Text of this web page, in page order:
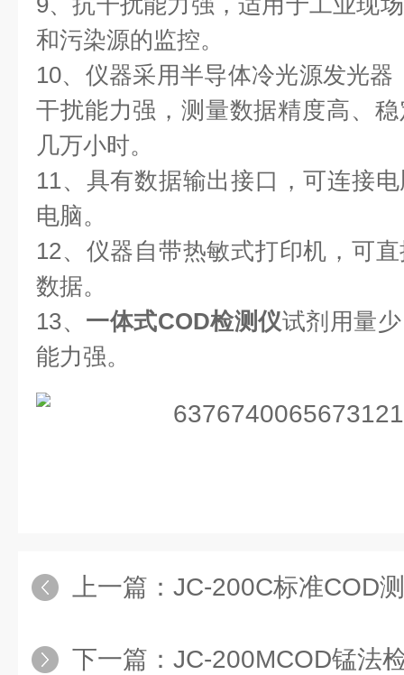
和污染源的监控。
10、仪器采用半导体冷光源发光
干扰能力强，测量数据精度高、
几万小时。
11、具有数据输出接口，可连接
电脑。
12、仪器自带热敏式打印机，可
数据。
13、 一体式COD检测仪试剂用量
能力强。
上一篇： JC-200C标准COD
下一篇： JC-200MCOD锰法